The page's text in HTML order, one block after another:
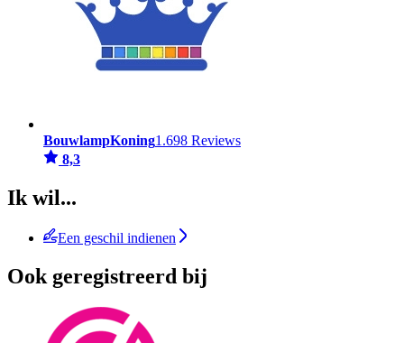
BouwlampKoning1.698 Reviews
8,3
Ik wil...
Een geschil indienen
Ook geregistreerd bij